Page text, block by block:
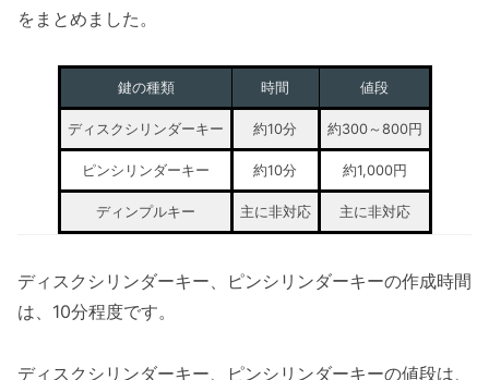
をまとめました。
鍵の種類 時間 値段
ディスクシリンダーキー 約10分 約300～800円
ピンシリンダーキー 約10分 約1,000円
ディンプルキー 主に非対応 主に非対応
ディスクシリンダーキー、ピンシリンダーキーの作成時間
は、10分程度です。
ディスクシリンダーキー、ピンシリンダーキーの値段は、